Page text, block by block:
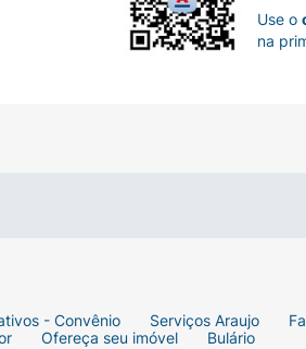
- Convênio Serviços Araujo
Ofereça seu imóvel Bulário
Use o
na